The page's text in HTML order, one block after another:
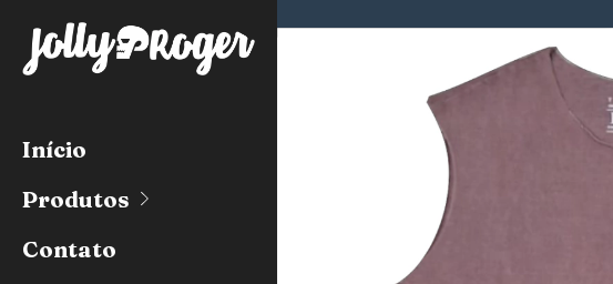
Início
Produtos
Contato